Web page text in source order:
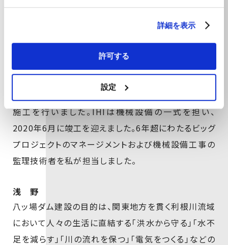
詳細を表示
許可する
設定
八ッ場ダムの建設工事は、IHIインフラシステム／清水
建設／鉄建建設の異工種JV（ジョイントベンチャー）で
施工を行いました。IHIは機械設備の一式を担い、
2020年6月に竣工を迎えました。6年超にわたるビッグ
プロジェクトのマネージメントおよび機械設備工事の
監理技術者を私が担当しました。
浅 野
八ッ場ダム建設の目的は、関東地方を貫く利根川流域
において人々の生活に直結する「洪水から守る」「水不
足を減らす」「川の流れを保つ」「電気をつくる」などの